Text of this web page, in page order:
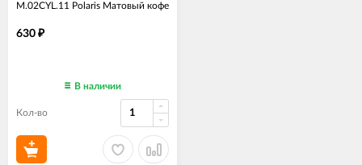
M.02CYL.11 Polaris Матовый кофе
630 ₽
В наличии
Кол-во